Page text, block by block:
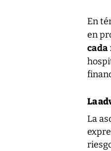
En
en
cada
La
La